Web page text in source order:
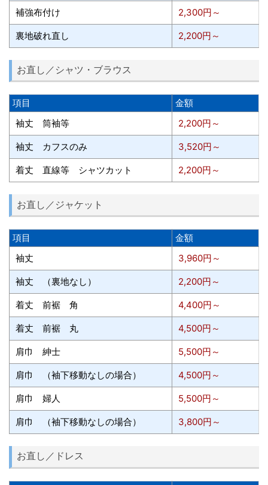
補強布付け 2,300円～
裏地破れ直し 2,200円～
お直し／シャツ・ブラウス
項目
金額
袖丈 筒袖等
2,200円～
袖丈 カフスのみ 3,520円～
着丈 直線等 シャツカット 2,200円～
お直し／ジャケット
項目
金額
袖丈
3,960円～
袖丈 （裏地なし） 2,200円～
着丈 前裾 角 4,400円～
着丈 前裾 丸 4,500円～
肩巾 紳士 5,500円～
肩巾 （袖下移動なしの場合） 4,500円～
肩巾 婦人 5,500円～
肩巾 （袖下移動なしの場合） 3,800円～
お直し／ドレス